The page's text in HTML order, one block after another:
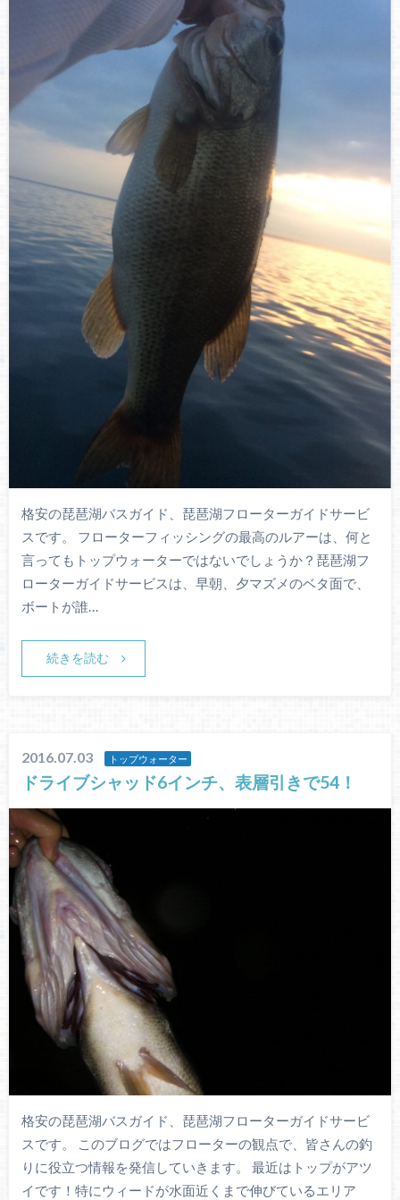
格安の琵琶湖バスガイド、琵琶湖フローターガイドサービ
スです。 フローターフィッシングの最高のルアーは、何と
言ってもトップウォーターではないでしょうか？琵琶湖フ
ローターガイドサービスは、早朝、夕マズメのベタ面で、
ボートが誰…
続きを読む
2016.07.03 トップウォーター
ドライブシャッド6インチ、表層引きで54！
格安の琵琶湖バスガイド、琵琶湖フローターガイドサービ
スです。 このブログではフローターの観点で、皆さんの釣
りに役立つ情報を発信していきます。 最近はトップがアツ
イです！特にウィードが水面近くまで伸びているエリア